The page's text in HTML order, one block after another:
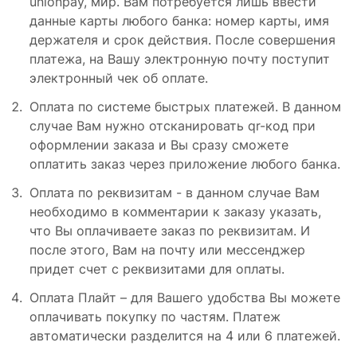
данные карты любого банка: номер карты, имя
держателя и срок действия. После совершения
платежа, на Вашу электронную почту поступит
электронный чек об оплате.
Оплата по системе быстрых платежей. В данном
случае Вам нужно отсканировать qr-код при
оформлении заказа и Вы сразу сможете
оплатить заказ через приложение любого банка.
Оплата по реквизитам - в данном случае Вам
необходимо в комментарии к заказу указать,
что Вы оплачиваете заказ по реквизитам. И
после этого, Вам на почту или мессенджер
придет счет с реквизитами для оплаты.
Оплата Плайт – для Вашего удобства Вы можете
оплачивать покупку по частям. Платеж
автоматически разделится на 4 или 6 платежей.